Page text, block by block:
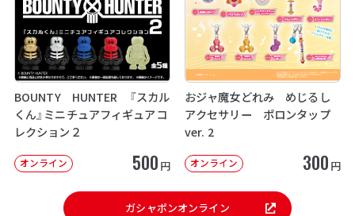
BOUNTY HUNTER 『スカル
くん』ミニチュアフィギュアコ
レクション２
オンライン 500 円
おジャ魔女どれみ めじるし
アクセサリー ポロンタップ
ver. 2
オンライン 300 円
ガシャポンオンライン